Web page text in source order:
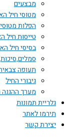
מבצעים
מטוסי חיל
הפלות מטוסי
טייסות חיל
בסיסי חיל
תעופה
גיבורי החיל
מערך ההגנה
גלריית תמונות
תירמו לאתר
יצירת קשר